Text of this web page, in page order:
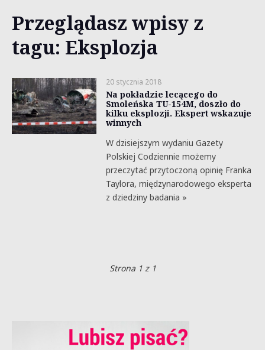
Przeglądasz wpisy z
tagu: Eksplozja
20 stycznia 2018
Na pokładzie lecącego do
Smoleńska TU-154M, doszło do
kilku eksplozji. Ekspert wskazuje
winnych
W dzisiejszym wydaniu Gazety
Polskiej Codziennie możemy
przeczytać przytoczoną opinię Franka
Taylora, międzynarodowego eksperta
z dziedziny badania »
Strona 1 z 1